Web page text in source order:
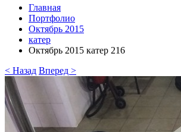
Главная
Портфолио
Октябрь 2015
катер
Октябрь 2015 катер 216
< Назад Вперед >